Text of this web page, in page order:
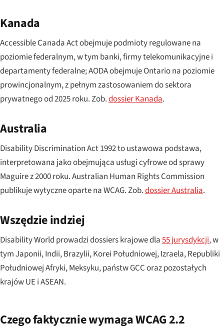
Kanada
Accessible Canada Act obejmuje podmioty regulowane na
poziomie federalnym, w tym banki, firmy telekomunikacyjne i
departamenty federalne; AODA obejmuje Ontario na poziomie
prowincjonalnym, z pełnym zastosowaniem do sektora
prywatnego od 2025 roku. Zob.dossier Kanada.
Australia
Disability Discrimination Act 1992 to ustawowa podstawa,
interpretowana jako obejmująca usługi cyfrowe od sprawy
Maguire z 2000 roku. Australian Human Rights Commission
publikuje wytyczne oparte na WCAG. Zob.dossier Australia.
Wszędzie indziej
Disability World prowadzi dossiers krajowe dla55 jurysdykcji, w
tym Japonii, Indii, Brazylii, Korei Południowej, Izraela, Republiki
Południowej Afryki, Meksyku, państw GCC oraz pozostałych
krajów UE i ASEAN.
Czego faktycznie wymaga WCAG 2.2